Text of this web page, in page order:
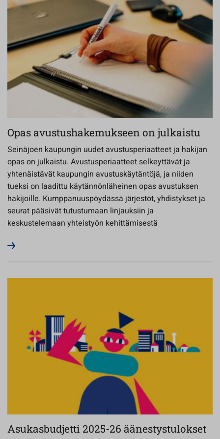
Opas avustushakemukseen on julkaistu
Seinäjoen kaupungin uudet avustusperiaatteet ja hakijan
opas on julkaistu. Avustusperiaatteet selkeyttävät ja
yhtenäistävät kaupungin avustuskäytäntöjä, ja niiden
tueksi on laadittu käytännönläheinen opas avustuksen
hakijoille. Kumppanuuspöydässä järjestöt, yhdistykset ja
seurat pääsivät tutustumaan linjauksiin ja
keskustelemaan yhteistyön kehittämisestä
Asukasbudjetti 2025-26 äänestystulokset